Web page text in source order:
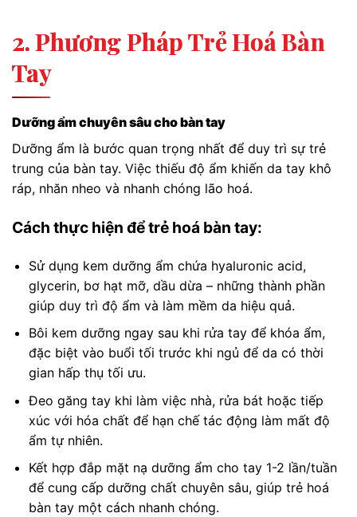
2. Phương Pháp Trẻ Hoá Bàn
Tay
Dưỡng ẩm chuyên sâu cho bàn tay
Dưỡng ẩm là bước quan trọng nhất để duy trì sự trẻ
trung của bàn tay. Việc thiếu độ ẩm khiến da tay khô
ráp, nhăn nheo và nhanh chóng lão hoá.
Cách thực hiện để trẻ hoá bàn tay:
Sử dụng kem dưỡng ẩm chứa hyaluronic acid,
glycerin, bơ hạt mỡ, dầu dừa – những thành phần
giúp duy trì độ ẩm và làm mềm da hiệu quả.
Bôi kem dưỡng ngay sau khi rửa tay để khóa ẩm,
đặc biệt vào buổi tối trước khi ngủ để da có thời
gian hấp thụ tối ưu.
Đeo găng tay khi làm việc nhà, rửa bát hoặc tiếp
xúc với hóa chất để hạn chế tác động làm mất độ
ẩm tự nhiên.
Kết hợp đắp mặt nạ dưỡng ẩm cho tay 1-2 lần/tuần
để cung cấp dưỡng chất chuyên sâu, giúp trẻ hoá
bàn tay một cách nhanh chóng.